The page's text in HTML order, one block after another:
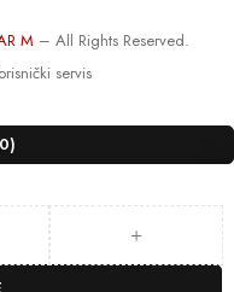
M – All Rights Reserved.
servis